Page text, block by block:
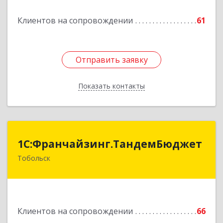
Клиентов на сопровождении 61
Отправить заявку
Показать контакты
Отправить заявку
Назад
1С:Франчайзинг.ТандемБюджет
Тобольск
Клиентов на сопровождении 66
1С:Франчайзинг.ТандемБюджет